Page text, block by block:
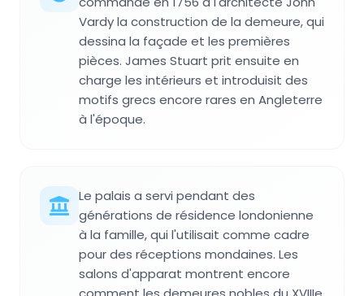
Vardy la construction de la demeure, qui
dessina la façade et les premières
pièces. James Stuart prit ensuite en
charge les intérieurs et introduisit des
motifs grecs encore rares en Angleterre
à l'époque.
Le palais a servi pendant des
générations de résidence londonienne
à la famille, qui l'utilisait comme cadre
pour des réceptions mondaines. Les
salons d'apparat montrent encore